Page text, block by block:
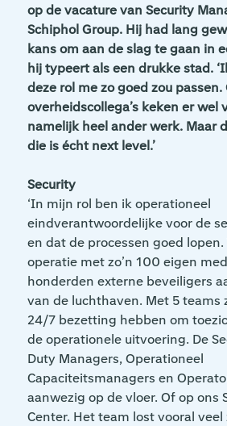
op de vacature van Security
Schiphol Group. Hij had lang
kans om aan de slag te gaan in
hij typeert als een drukke stad.
deze rol me zo goed zou passen.
overheidscollega’s keken er wel
namelijk heel ander werk. Maar
die is écht next level.’
Security
‘In mijn rol ben ik operationeel
eindverantwoordelijke voor de
en dat de processen goed
operatie met zo’n 100 eigen
honderden externe beveiligers
van de luchthaven. Met 5 teams
24/7 bezetting hebben om
de operationele uitvoering. De
Duty Managers, Operationeel
Capaciteitsmanagers en
aanwezig op de vloer. Of op ons
Center. Het team lost vooral